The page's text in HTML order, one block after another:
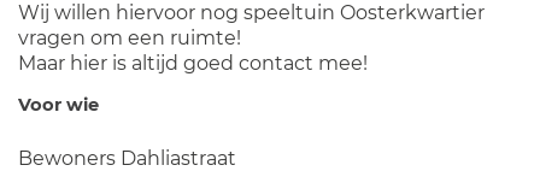
Wij willen hiervoor nog speeltuin Oosterkwartier
vragen om een ruimte!
Maar hier is altijd goed contact mee!
Voor wie
Bewoners Dahliastraat